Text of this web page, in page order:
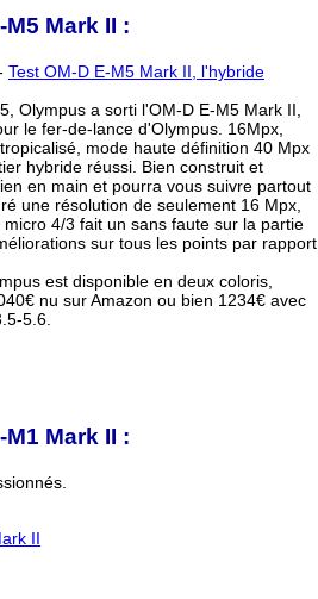
Mark II :
Test OM-D E-M5 Mark II, l'hybride
Olympus a sorti l'OM-D E-M5 Mark II,
le fer-de-lance d'Olympus. 16Mpx,
mode haute définition 40 Mpx
hybride réussi. Bien construit et
en main et pourra vous suivre partout
une résolution de seulement 16 Mpx,
4/3 fait un sans faute sur la partie
sur tous les points par rapport
est disponible en deux coloris,
nu sur Amazon ou bien 1234€ avec
5.6.
Mark II :
II